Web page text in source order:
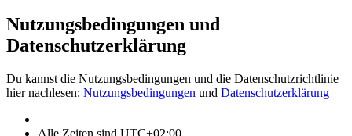
Nutzungsbedingungen und
Datenschutzerklärung
Du kannst die Nutzungsbedingungen und die Datenschutzrichtlinie
hier nachlesen: Nutzungsbedingungen und Datenschutzerklärung
Alle Zeiten sind UTC+02:00